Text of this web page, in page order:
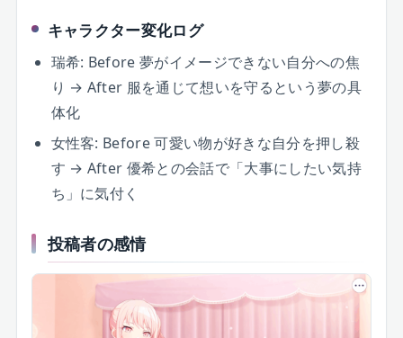
キャラクター変化ログ
瑞希: Before 夢がイメージできない自分への焦
り → After 服を通じて想いを守るという夢の具
体化
女性客: Before 可愛い物が好きな自分を押し殺
す → After 優希との会話で「大事にしたい気持
ち」に気付く
投稿者の感情